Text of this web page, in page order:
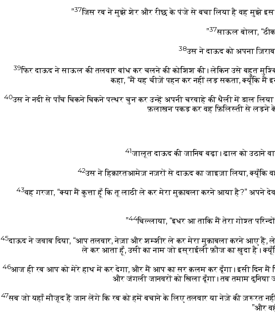
37जिस रब ने मुझे शेर और रीछ के पंजे से बचा लिया है वह मुझे इस
37साऊल बोला,
38उस ने दाऊद को अपना
39फिर दाऊद ने साऊल की तलवार बांध कर चलने की कोशिश की। लेकिन उसे बहुत
कहा, “मैं यह चीज़ें पहन कर नहीं लड़ सकता, क्यूँकि मैं
40उस ने नदी से पाँच चिकने चिकने पत्थर चुन कर उन्हें अपनी चरवाहे की थैली में डाल
फ़लाख़न पकड़ कर वह फ़िलिस्ती से लड़ने
41जालूत दाऊद की जानिब बढ़ा। ढाल को
42उस ने हिक़ारतआमेज़ नज़रों से दाऊद का जाइज़ा लिया, क्यूँकि
43वह गरजा, “क्या मैं कुत्ता हूँ कि तू लाठी ले कर मेरा मुक़ाबला करने आया है?” अपने
44चिल्लाया, “इधर आ ताकि मैं तेरा गोश्त
45दाऊद ने जवाब दिया, “आप तलवार, नेज़ा और शम्शीर ले कर मेरा मुक़ाबला करने आए हैं,
ले कर आता हूँ, उसी का नाम जो इस्राईली फ़ौज का ख़ुदा है।
46आज ही रब आप को मेरे हाथ में कर देगा, और मैं आप का सर क़लम कर दूँगा। इसी दिन मैं
और जंगली जानवरों को खिला दूँगा। तब तमाम दुनिया
47सब जो यहाँ मौजूद हैं जान लेंगे कि रब को हमें बचाने के लिए तलवार या नेज़े की ज़रूरत
और